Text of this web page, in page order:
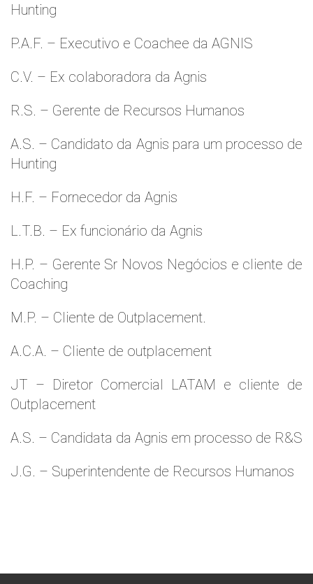
Hunting
P.A.F. – Executivo e Coachee da AGNIS
C.V. – Ex colaboradora da Agnis
R.S. – Gerente de Recursos Humanos
A.S. – Candidato da Agnis para um processo de
Hunting
H.F. – Fornecedor da Agnis
L.T.B. – Ex funcionário da Agnis
H.P. – Gerente Sr Novos Negócios e cliente de
Coaching
M.P. – Cliente de Outplacement.
A.C.A. – Cliente de outplacement
JT – Diretor Comercial LATAM e cliente de
Outplacement
A.S. – Candidata da Agnis em processo de R&S
J.G. – Superintendente de Recursos Humanos